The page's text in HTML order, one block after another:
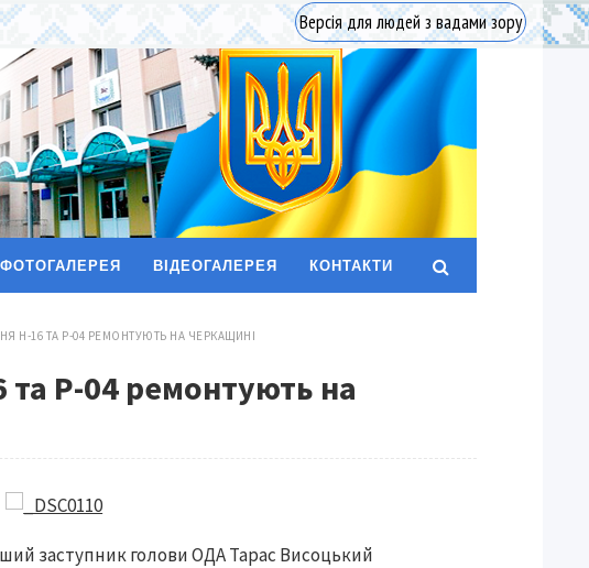
Версія для людей з вадами зору
ФОТОГАЛЕРЕЯ ВІДЕОГАЛЕРЕЯ КОНТАКТИ
Н-16 ТА Р-04 РЕМОНТУЮТЬ НА ЧЕРКАЩИНІ
Р-04 ремонтують на
заступник голови ОДА Тарас Висоцький